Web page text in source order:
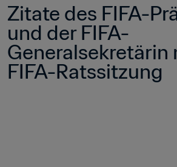
Zitate des FIFA-
und der FIFA-
Generalsekretärin
FIFA-Ratssitzung